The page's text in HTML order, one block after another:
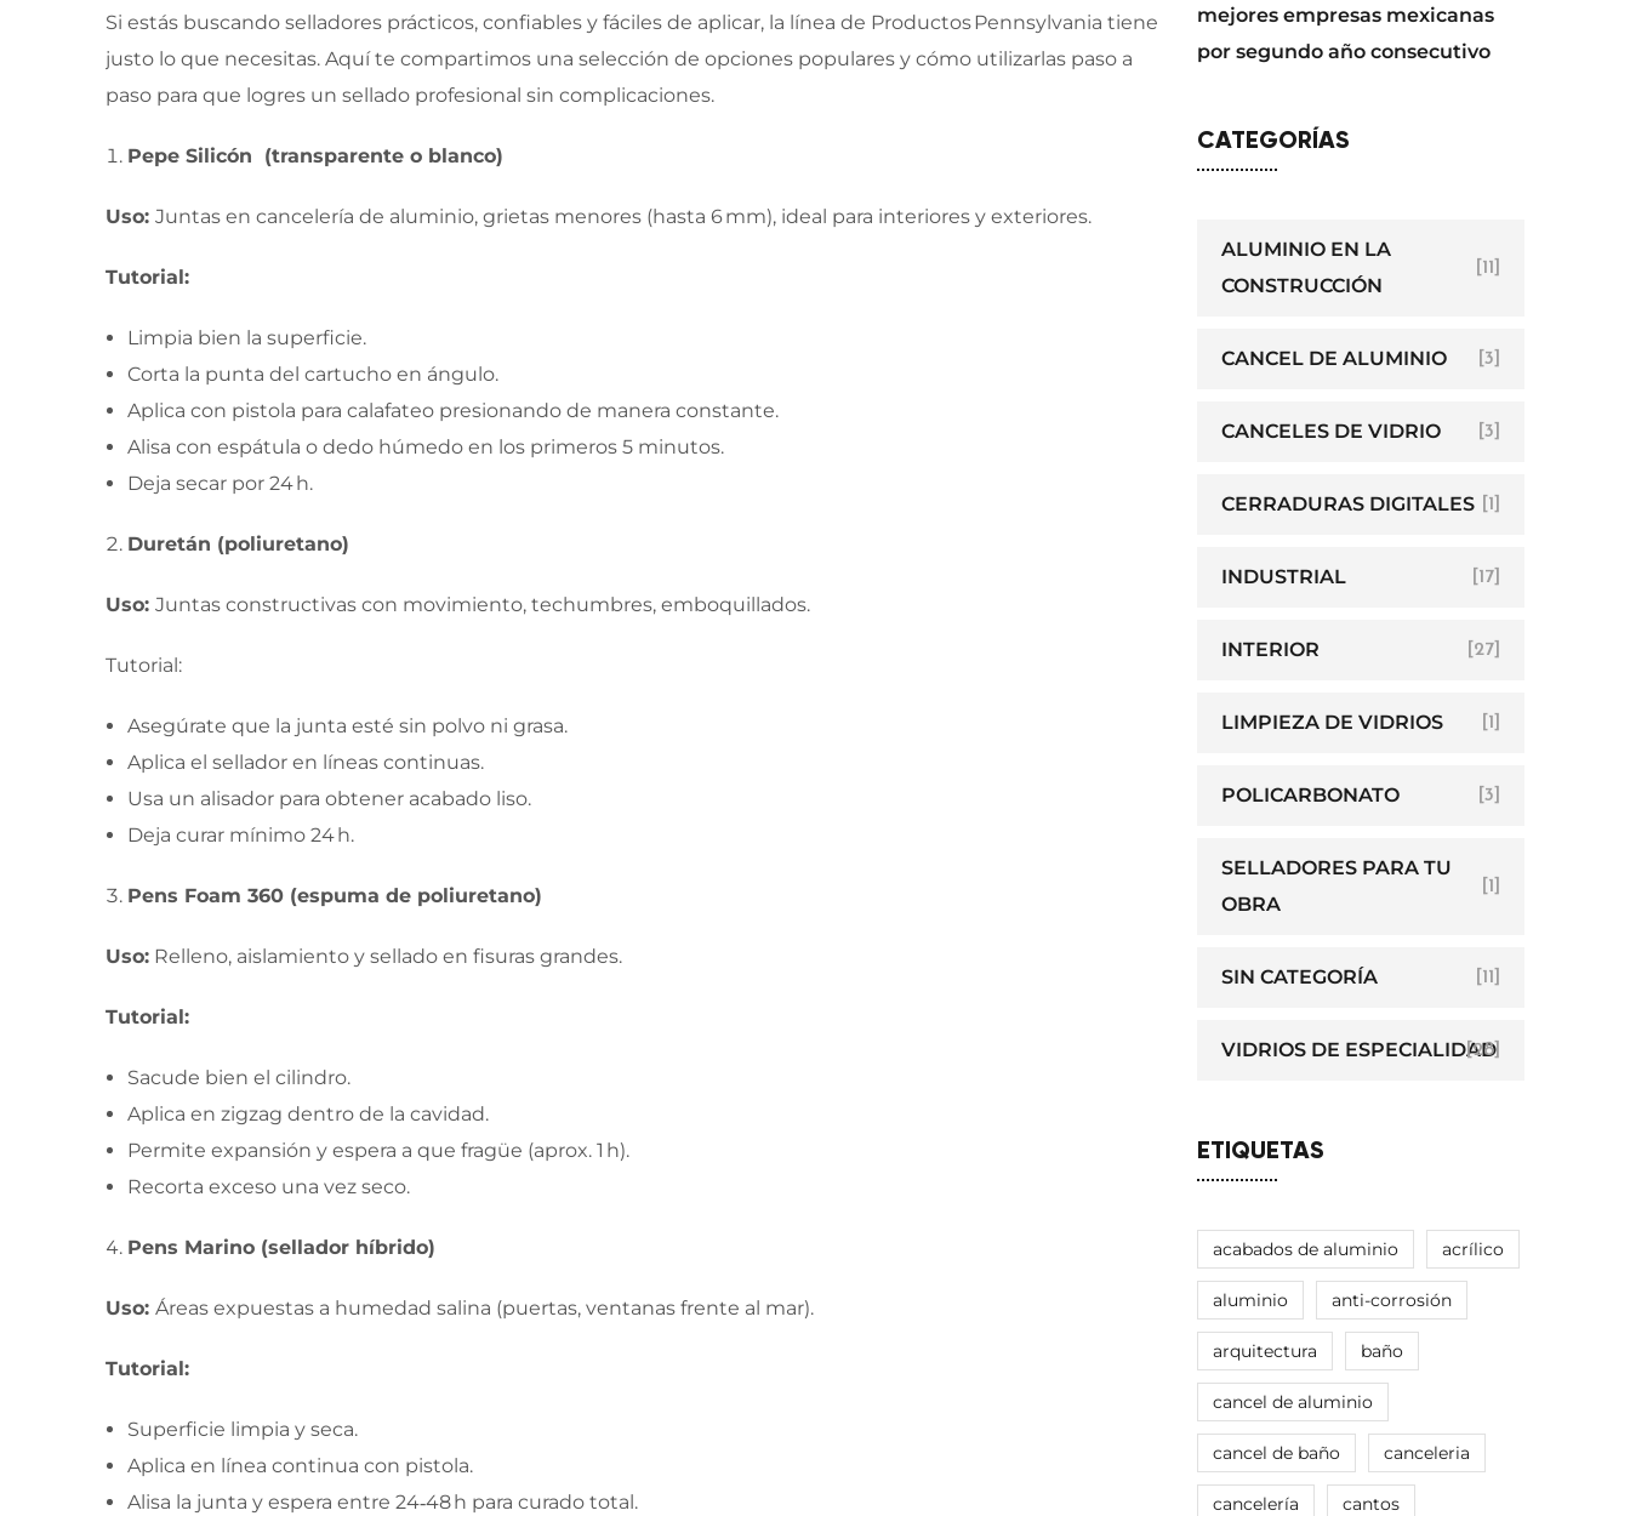
Si estás buscando selladores prácticos, confiables y fáciles de aplicar, la línea de Productos Pennsylvania tiene
justo lo que necesitas. Aquí te compartimos una selección de opciones populares y cómo utilizarlas paso a
paso para que logres un sellado profesional sin complicaciones.
Pepe Silicón (transparente o blanco)
Uso: Juntas en cancelería de aluminio, grietas menores (hasta 6 mm), ideal para interiores y exteriores.
Tutorial:
Limpia bien la superficie.
Corta la punta del cartucho en ángulo.
Aplica con pistola para calafateo presionando de manera constante.
Alisa con espátula o dedo húmedo en los primeros 5 minutos.
Deja secar por 24 h.
Duretán (poliuretano)
Uso: Juntas constructivas con movimiento, techumbres, emboquillados.
Tutorial:
Asegúrate que la junta esté sin polvo ni grasa.
Aplica el sellador en líneas continuas.
Usa un alisador para obtener acabado liso.
Deja curar mínimo 24 h.
Pens Foam 360 (espuma de poliuretano)
Uso: Relleno, aislamiento y sellado en fisuras grandes.
Tutorial:
Sacude bien el cilindro.
Aplica en zigzag dentro de la cavidad.
Permite expansión y espera a que fragüe (aprox. 1 h).
Recorta exceso una vez seco.
Pens Marino (sellador híbrido)
Uso: Áreas expuestas a humedad salina (puertas, ventanas frente al mar).
Tutorial:
Superficie limpia y seca.
Aplica en línea continua con pistola.
Alisa la junta y espera entre 24‑48 h para curado total.
mejores empresas mexicanas
por segundo año consecutivo
CATEGORÍAS
ALUMINIO EN LA
CONSTRUCCIÓN
[11]
CANCEL DE ALUMINIO [3]
CANCELES DE VIDRIO [3]
CERRADURAS DIGITALES [1]
INDUSTRIAL [17]
INTERIOR [27]
LIMPIEZA DE VIDRIOS [1]
POLICARBONATO [3]
SELLADORES PARA TU
OBRA
[1]
SIN CATEGORÍA [11]
VIDRIOS DE ESPECIALIDAD
[28]
ETIQUETAS
acabados de aluminio acrílico
aluminio anti-corrosión
arquitectura baño
cancel de aluminio
cancel de baño canceleria
cancelería cantos